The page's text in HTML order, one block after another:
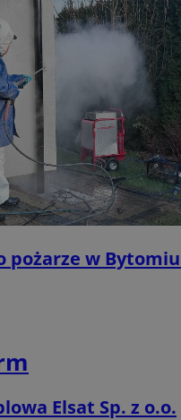
pożarze w
Elsat Sp. z o.o.